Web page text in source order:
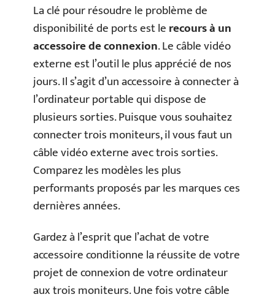
La clé pour résoudre le problème de
disponibilité de ports est lerecours à un
accessoire de connexion. Le câble vidéo
externe est l’outil le plus apprécié de nos
jours. Il s’agit d’un accessoire à connecter à
l’ordinateur portable qui dispose de
plusieurs sorties. Puisque vous souhaitez
connecter trois moniteurs, il vous faut un
câble vidéo externe avec trois sorties.
Comparez les modèles les plus
performants proposés par les marques ces
dernières années.
Gardez à l’esprit que l’achat de votre
accessoire conditionne la réussite de votre
projet de connexion de votre ordinateur
aux trois moniteurs. Une fois votre câble